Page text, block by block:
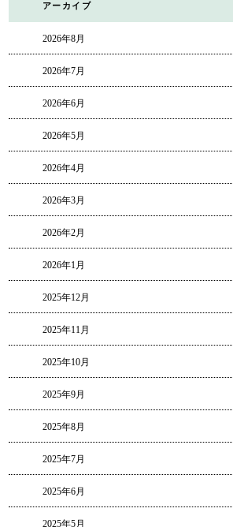
アーカイブ
2026年8月
2026年7月
2026年6月
2026年5月
2026年4月
2026年3月
2026年2月
2026年1月
2025年12月
2025年11月
2025年10月
2025年9月
2025年8月
2025年7月
2025年6月
2025年5月